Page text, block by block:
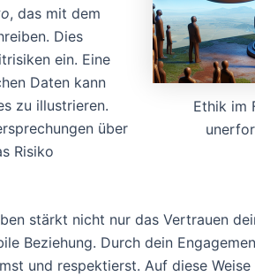
Ethik im
, das mit dem
Dies
ein. Eine
Daten kann
zu illustrieren.
über
Risiko
stärkt nicht nur das Vertrauen
Beziehung. Durch dein
und respektierst. Auf diese